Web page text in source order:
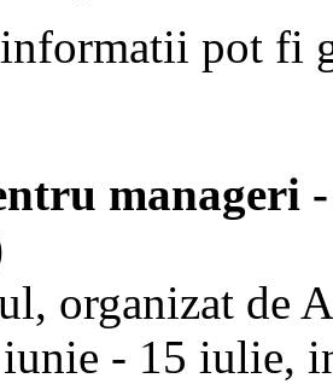
pot fi
manageri
organizat de
- 15 iulie,